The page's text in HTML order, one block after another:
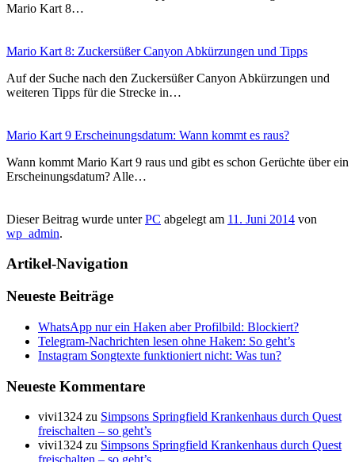
Mario Kart 8…
Mario Kart 8: Zuckersüßer Canyon Abkürzungen und Tipps
Auf der Suche nach den Zuckersüßer Canyon Abkürzungen und
weiteren Tipps für die Strecke in…
Mario Kart 9 Erscheinungsdatum: Wann kommt es raus?
Wann kommt Mario Kart 9 raus und gibt es schon Gerüchte über ein
Erscheinungsdatum? Alle…
Dieser Beitrag wurde unterPC abgelegt am 11. Juni 2014 von
wp_admin.
Artikel-Navigation
Neueste Beiträge
WhatsApp nur ein Haken aber Profilbild: Blockiert?
Telegram-Nachrichten lesen ohne Haken: So geht’s
Instagram Songtexte funktioniert nicht: Was tun?
Neueste Kommentare
vivi1324 zu Simpsons Springfield Krankenhaus durch Quest
freischalten – so geht’s
vivi1324 zu Simpsons Springfield Krankenhaus durch Quest